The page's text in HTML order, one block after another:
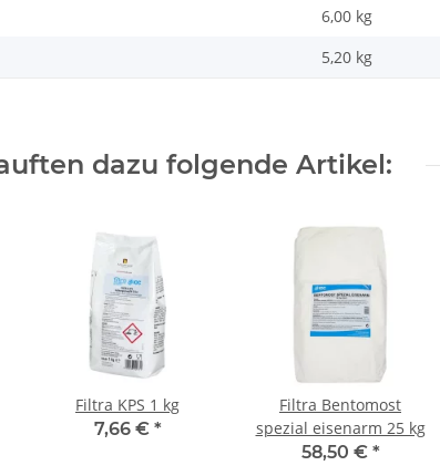
6,00 kg
5,20 kg
dazu folgende Artikel:
Filtra KPS 1 kg
7,66 € *
Filtra Bentomost
spezial eisenarm 25 kg
58,50 € *